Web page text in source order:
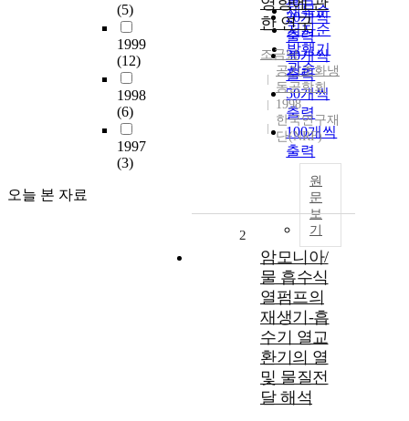
(5)
1999
(12)
1998
(6)
1997
(3)
오늘 본 자료
제목순
저자순
발행기
관순
20개씩
출력
30개씩
출력
50개씩
출력
100개씩
출력
한 연구
조금남
공기조화냉
동공학회
1998
한국연구재
단(NRF)
원
문
보
기
2
암모니아/
물 흡수식
열펌프의
재생기-흡
수기 열교
환기의 열
및 물질전
달 해석